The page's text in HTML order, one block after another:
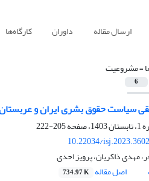
ارسال مقاله داوران کارگاه‌ها
=مشروعیت
6
سیاست حقوق بشری ایران و عربستان
205-222
10.22034/
مهدی ذاکریان، پرویز احدی
اصل مقاله 734.97 K